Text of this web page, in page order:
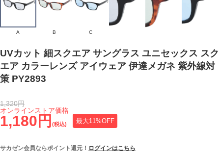
UVカット 細スクエア サングラス ユニセックス スク
エア カラーレンズ アイウェア 伊達メガネ 紫外線対
策 PY2893
1,180円 (税込) 最大11%OFF
オンラインストア価格
1,320円
サカゼン会員ならポイント還元！ ログインはこちら
A B C